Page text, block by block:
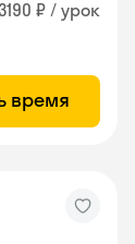
₽ / урок
время